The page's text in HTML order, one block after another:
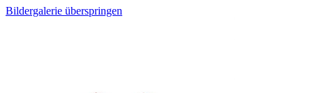
Bildergalerie überspringen